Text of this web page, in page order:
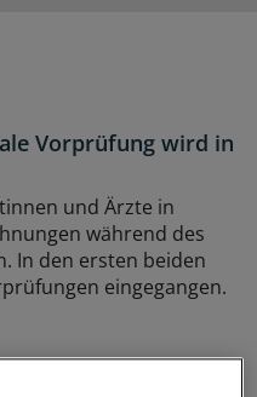
Vorprüfung wird in
und Ärzte in
während des
In den ersten beiden
eingegangen.